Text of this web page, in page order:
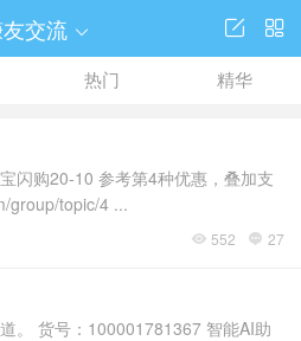
交流  

热门 精华
闪购20-10 参考第4种优惠，叠加支
group/topic/4 ...
 552  27
。 货号：100001781367 智能AI助